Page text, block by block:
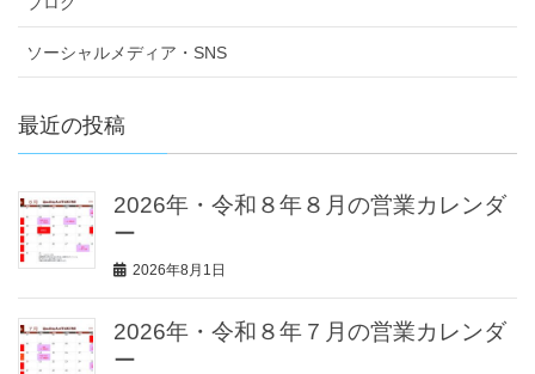
ソーシャルメディア・SNS
最近の投稿
2026年・令和８年８月の営業カレンダ
ー
2026年8月1日
2026年・令和８年７月の営業カレンダ
ー